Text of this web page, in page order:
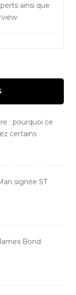
ainsi que
: pourquoi ce
certains
signée ST
Bond